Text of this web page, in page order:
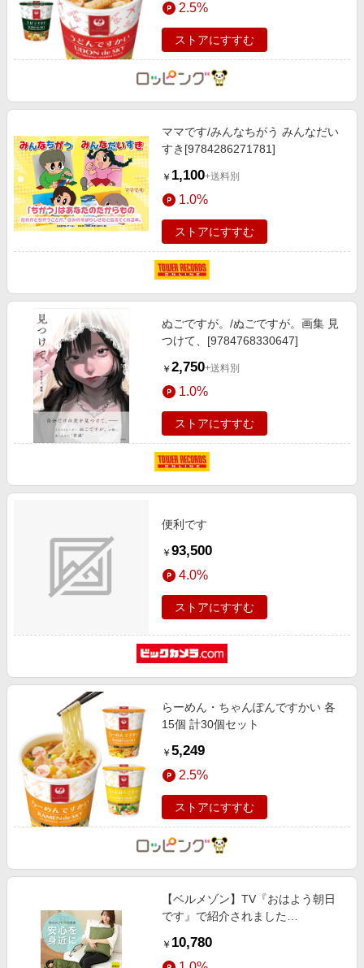
2.5%
ストアにすすむ
ママです/みんなちがう みんなだい
すき[9784286271781]
￥ 1,100+送料別
1.0%
ストアにすすむ
ぬごですが。/ぬごですが。画集 見
つけて、[9784768330647]
￥ 2,750+送料別
1.0%
ストアにすすむ
便利です
￥ 93,500
4.0%
ストアにすすむ
らーめん・ちゃんぽんですかい 各
15個 計30個セット
￥ 5,249
2.5%
ストアにすすむ
【ベルメゾン】TV『おはよう朝日
です』で紹介されました
機能寝袋 【防災】
￥ 10,780